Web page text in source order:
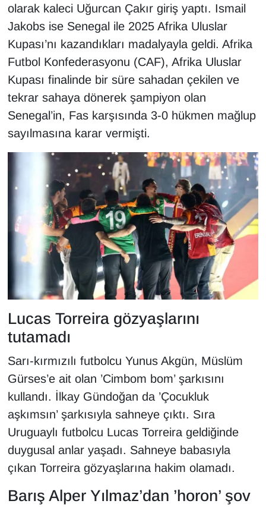
olarak kaleci Uğurcan Çakır giriş yaptı. Ismail
Jakobs ise Senegal ile 2025 Afrika Uluslar
Kupası’nı kazandıkları madalyayla geldi. Afrika
Futbol Konfederasyonu (CAF), Afrika Uluslar
Kupası finalinde bir süre sahadan çekilen ve
tekrar sahaya dönerek şampiyon olan
Senegal’in, Fas karşısında 3-0 hükmen mağlup
sayılmasına karar vermişti.
Lucas Torreira gözyaşlarını
tutamadı
Sarı-kırmızılı futbolcu Yunus Akgün, Müslüm
Gürses’e ait olan ’Cimbom bom’ şarkısını
kullandı. İlkay Gündoğan da ’Çocukluk
aşkımsın’ şarkısıyla sahneye çıktı. Sıra
Uruguaylı futbolcu Lucas Torreira geldiğinde
duygusal anlar yaşadı. Sahneye babasıyla
çıkan Torreira gözyaşlarına hakim olamadı.
Barış Alper Yılmaz’dan ’horon’ şov